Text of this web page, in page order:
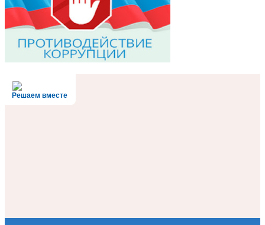
Решаем вместе